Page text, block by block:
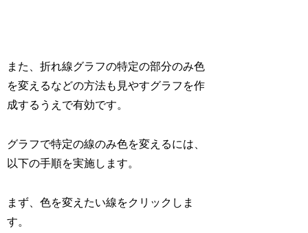
また、折れ線グラフの特定の部分のみ色
を変えるなどの方法も見やすグラフを作
成するうえで有効です。
グラフで特定の線のみ色を変えるには、
以下の手順を実施します。
まず、色を変えたい線をクリックしま
す。